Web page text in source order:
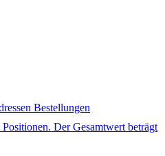
Bestellungen
Der Gesamtwert beträgt